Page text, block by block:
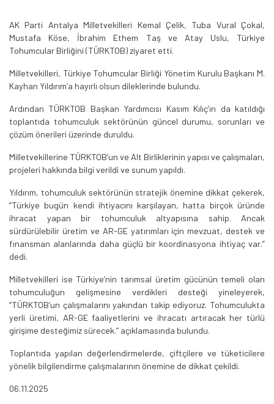
AK Parti Antalya Milletvekilleri Kemal Çelik, Tuba Vural Çokal,
Mustafa Köse, İbrahim Ethem Taş ve Atay Uslu, Türkiye
Tohumcular Birliğini (TÜRKTOB) ziyaret etti.
Milletvekilleri, Türkiye Tohumcular Birliği Yönetim Kurulu Başkanı M.
Kayhan Yıldırım’a hayırlı olsun dileklerinde bulundu.
Ardından TÜRKTOB Başkan Yardımcısı Kasım Kılıç’ın da katıldığı
toplantıda tohumculuk sektörünün güncel durumu, sorunları ve
çözüm önerileri üzerinde duruldu.
Milletvekillerine TÜRKTOB’un ve Alt Birliklerinin yapısı ve çalışmaları,
projeleri hakkında bilgi verildi ve sunum yapıldı.
Yıldırım, tohumculuk sektörünün stratejik önemine dikkat çekerek,
“Türkiye bugün kendi ihtiyacını karşılayan, hatta birçok üründe
ihracat yapan bir tohumculuk altyapısına sahip. Ancak
sürdürülebilir üretim ve AR-GE yatırımları için mevzuat, destek ve
finansman alanlarında daha güçlü bir koordinasyona ihtiyaç var.”
dedi.
Milletvekilleri ise Türkiye’nin tarımsal üretim gücünün temeli olan
tohumculuğun gelişmesine verdikleri desteği yineleyerek,
‘’TÜRKTOB’un çalışmalarını yakından takip ediyoruz. Tohumculukta
yerli üretimi, AR-GE faaliyetlerini ve ihracatı artıracak her türlü
girişime desteğimiz sürecek.” açıklamasında bulundu.
Toplantıda yapılan değerlendirmelerde, çiftçilere ve tüketicilere
yönelik bilgilendirme çalışmalarının önemine de dikkat çekildi.
06.11.2025